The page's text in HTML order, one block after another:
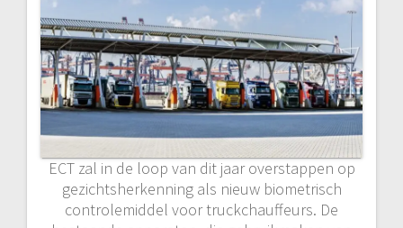
ECT zal in de loop van dit jaar overstappen op
gezichtsherkenning als nieuw biometrisch
controlemiddel voor truckchauffeurs. De